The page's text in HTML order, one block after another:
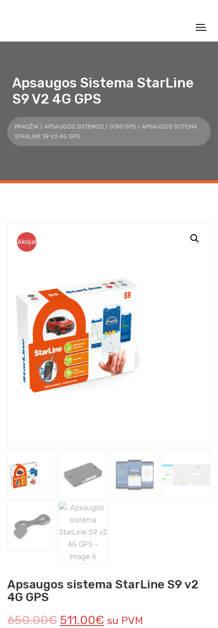
Apsaugos Sistema StarLine
S9 V2 4G GPS
PRADŽIA / APSAUGOS SISTEMOS / GSM/GPS / APSAUGOS SISTEMA
STARLINE S9 V2 4G GPS
Akcija!
Apsaugos sistema StarLine S9 v2
4G GPS
650.00€ 511.00€ su PVM